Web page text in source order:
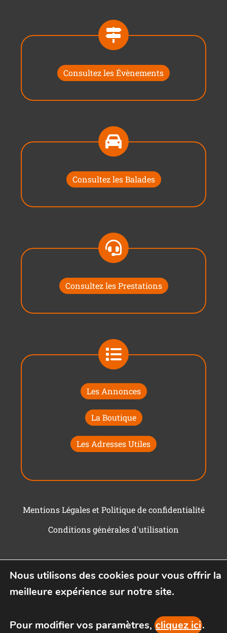
Consultez les Évènements
Consultez les Balades
Consultez les Prestations
Les Annonces
La Boutique
Les Adresses Utiles
Mentions Légales et Politique de confidentialité
Conditions générales d'utilisation
Nous utilisons des cookies pour vous offrir la
meilleure expérience sur notre site.
Pour modifier vos paramètres, cliquez ici.